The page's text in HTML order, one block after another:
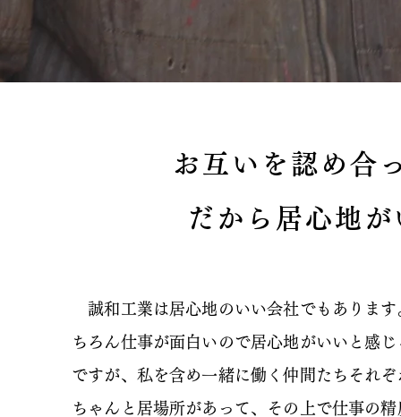
お互いを認め合
だから居心地
誠和工業は居心地のいい会社でもあります
ちろん仕事が面白いので居心地がいいと感じ
ですが、私を含め一緒に働く仲間たちそれぞ
ちゃんと居場所があって、その上で仕事の精